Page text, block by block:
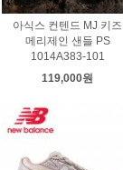
아식스 컨텐드 MJ 키즈
메리제인 샌들 PS
1014A383-101
119,000원